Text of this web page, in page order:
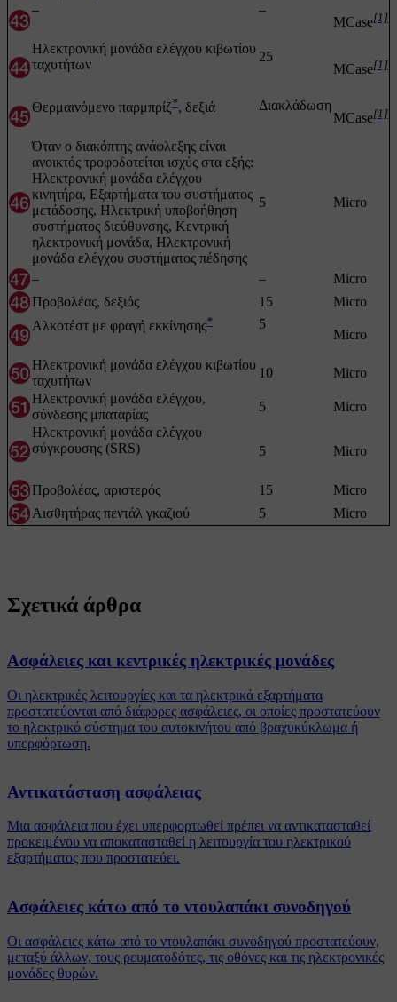
–
–
MCase[1]
Ηλεκτρονική μονάδα ελέγχου κιβωτίου
ταχυτήτων
25
MCase[1]
Θερμαινόμενο παρμπρίζ*, δεξιά
Διακλάδωση
MCase[1]
Όταν ο διακόπτης ανάφλεξης είναι
ανοικτός τροφοδοτείται ισχύς στα εξής:
Ηλεκτρονική μονάδα ελέγχου
κινητήρα, Εξαρτήματα του συστήματος
μετάδοσης, Ηλεκτρική υποβοήθηση
συστήματος διεύθυνσης, Κεντρική
ηλεκτρονική μονάδα, Ηλεκτρονική
μονάδα ελέγχου συστήματος πέδησης
5 Micro
– –
Micro
Προβολέας, δεξιός
15
Micro
Αλκοτέστ με φραγή εκκίνησης* 5
Micro
Ηλεκτρονική μονάδα ελέγχου κιβωτίου
ταχυτήτων
10
Micro
Ηλεκτρονική μονάδα ελέγχου,
σύνδεσης μπαταρίας
5
Micro
Ηλεκτρονική μονάδα ελέγχου
σύγκρουσης (SRS)
5 Micro
Προβολέας, αριστερός 15
Micro
Αισθητήρας πεντάλ γκαζιού
5 Micro
Σχετικά άρθρα
Ασφάλειες και κεντρικές ηλεκτρικές μονάδες
Οι ηλεκτρικές λειτουργίες και τα ηλεκτρικά εξαρτήματα
προστατεύονται από διάφορες ασφάλειες, οι οποίες προστατεύουν
το ηλεκτρικό σύστημα του αυτοκινήτου από βραχυκύκλωμα ή
υπερφόρτωση.
Αντικατάσταση ασφάλειας
Μια ασφάλεια που έχει υπερφορτωθεί πρέπει να αντικατασταθεί
προκειμένου να αποκατασταθεί η λειτουργία του ηλεκτρικού
εξαρτήματος που προστατεύει.
Ασφάλειες κάτω από το ντουλαπάκι συνοδηγού
Οι ασφάλειες κάτω από το ντουλαπάκι συνοδηγού προστατεύουν,
μεταξύ άλλων, τους ρευματοδότες, τις οθόνες και τις ηλεκτρονικές
μονάδες θυρών.